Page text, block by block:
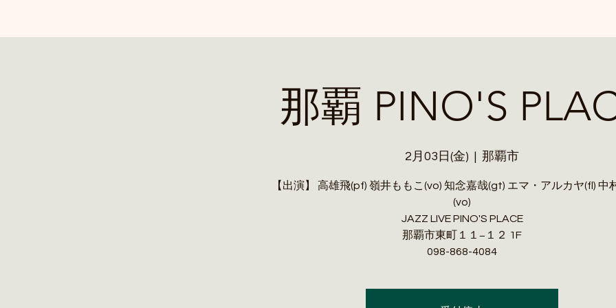
那覇 PINO'S
2月03日(金)
  |
那覇市
【出演】 高雄飛(pf) 嶺井ももこ(vo) 知念嘉哉(gt) エマ・アルカヤ(fl) 中
(vo)
JAZZ LIVE PINO'S PLACE
那覇市東町１１−１２ 1F
098-868-4084